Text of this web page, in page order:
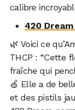
calibre
420
🌿 Voici ce
THCP : “Cette
fraîche qui
🍏 Elle a de
et des pistils